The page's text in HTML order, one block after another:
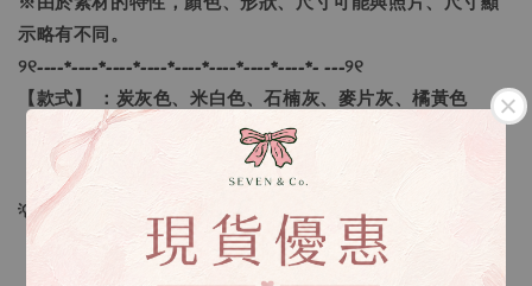
示略有不同。
୨୧----*----*----*----*----*----*----*----*- ---୨୧
【款式】 ：炭灰色、米白色、石楠灰、麥片灰、橘黃色
【尺寸】 ：S、M、L、XL
💡訂單依照下單順序為主唷！